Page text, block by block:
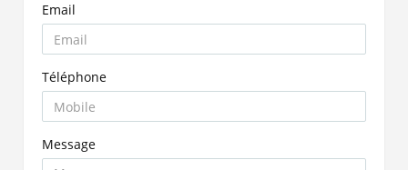
Email
Téléphone
Message